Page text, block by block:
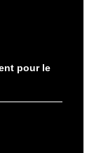
pour le